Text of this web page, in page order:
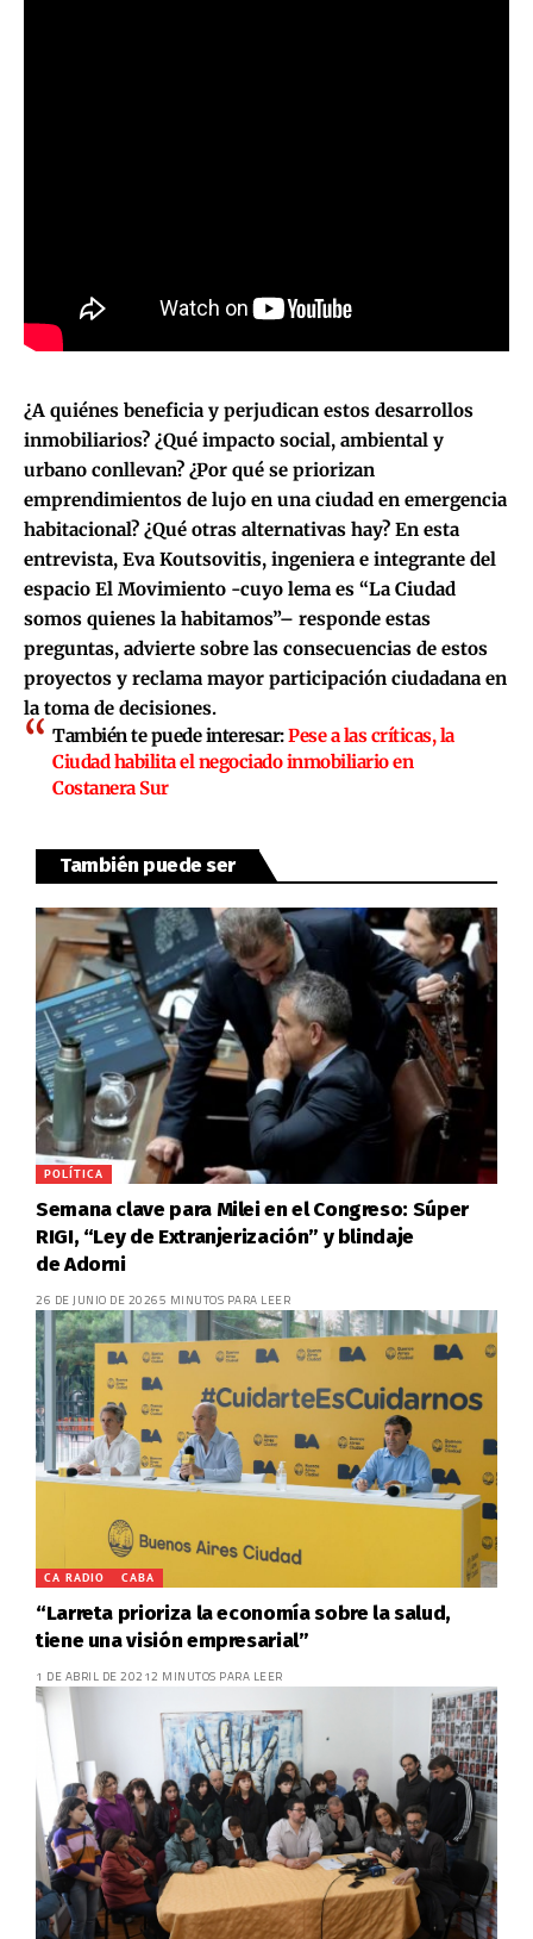
¿A quiénes beneficia y perjudican estos desarrollos
inmobiliarios? ¿Qué impacto social, ambiental y
urbano conllevan? ¿Por qué se priorizan
emprendimientos de lujo en una ciudad en emergencia
habitacional? ¿Qué otras alternativas hay? En esta
entrevista, Eva Koutsovitis, ingeniera e integrante del
espacio El Movimiento -cuyo lema es “La Ciudad
somos quienes la habitamos”– responde estas
preguntas, advierte sobre las consecuencias de estos
proyectos y reclama mayor participación ciudadana en
la toma de decisiones.
También te puede interesar:Pese a las críticas, la
Ciudad habilita el negociado inmobiliario en
Costanera Sur
También puede ser
POLÍTICA
Semana clave para Milei en el Congreso: Súper
RIGI, “Ley de Extranjerización” y blindaje
de Adorni
26 DE JUNIO DE 20265 MINUTOS PARA LEER
CA RADIO CABA
“Larreta prioriza la economía sobre la salud,
tiene una visión empresarial”
1 DE ABRIL DE 20212 MINUTOS PARA LEER